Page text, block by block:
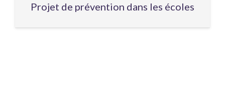
Projet de prévention dans les écoles